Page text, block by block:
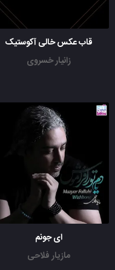
قاب عکس خالی آکوستیک
زانیار خسروی
ای جونم
مازیار فلاحی